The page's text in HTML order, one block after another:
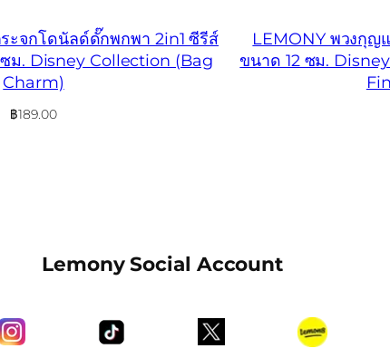
ะจกโดนัลด์ดั๊กพกพา 2in1 ซีรีส์
ม. Disney Collection (Bag
Charm)
฿189.00
LEMONY พวงกุญ
ขนาด 12 ซม.
Lemony Social Account